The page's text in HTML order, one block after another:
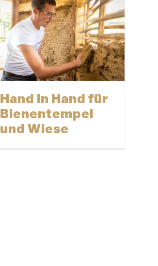
Hand in Hand für
Bienen­tempel
und Wiese